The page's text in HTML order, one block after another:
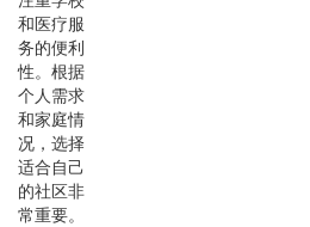
和医疗服
务的便利
性。根据
个人需求
和家庭情
况，选择
适合自己
的社区非
常重要。